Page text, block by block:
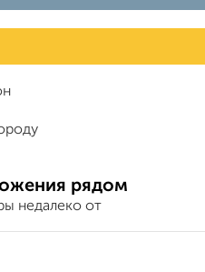
рядом
недалеко от